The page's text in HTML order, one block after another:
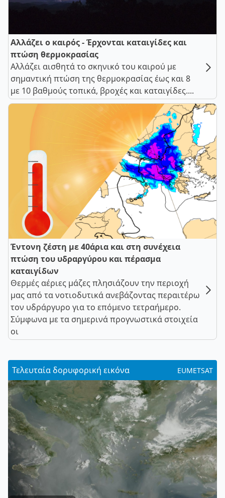
Αλλάζει ο καιρός - Έρχονται καταιγίδες και
πτώση θερμοκρασίας
Αλλάζει αισθητά το σκηνικό του καιρού με
σημαντική πτώση της θερμοκρασίας έως και 8
με 10 βαθμούς τοπικά, βροχές και καταιγίδες....
Έντονη ζέστη με 40άρια και στη συνέχεια
πτώση του υδραργύρου και πέρασμα
καταιγίδων
Θερμές αέριες μάζες πλησιάζουν την περιοχή
μας από τα νοτιοδυτικά ανεβάζοντας περαιτέρω
τον υδράργυρο για το επόμενο τετραήμερο.
Σύμφωνα με τα σημερινά προγνωστικά στοιχεία
οι
Τελευταία δορυφορική εικόνα EUMETSAT